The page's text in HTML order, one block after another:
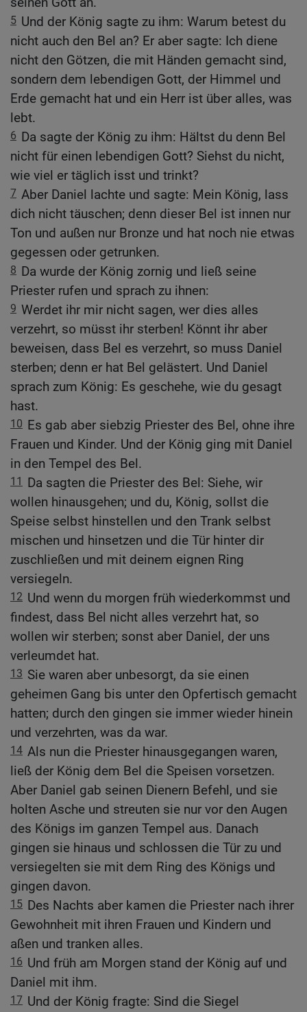
5 Und der König sagte zu ihm: Warum betest du
nicht auch den Bel an? Er aber sagte: Ich diene
nicht den Götzen, die mit Händen gemacht sind,
sondern dem lebendigen Gott, der Himmel und
Erde gemacht hat und ein Herr ist über alles, was
lebt.
6 Da sagte der König zu ihm: Hältst du denn Bel
nicht für einen lebendigen Gott? Siehst du nicht,
wie viel er täglich isst und trinkt?
7 Aber Daniel lachte und sagte: Mein König, lass
dich nicht täuschen; denn dieser Bel ist innen nur
Ton und außen nur Bronze und hat noch nie etwas
gegessen oder getrunken.
8 Da wurde der König zornig und ließ seine
Priester rufen und sprach zu ihnen:
9 Werdet ihr mir nicht sagen, wer dies alles
verzehrt, so müsst ihr sterben! Könnt ihr aber
beweisen, dass Bel es verzehrt, so muss Daniel
sterben; denn er hat Bel gelästert. Und Daniel
sprach zum König: Es geschehe, wie du gesagt
hast.
10 Es gab aber siebzig Priester des Bel, ohne ihre
Frauen und Kinder. Und der König ging mit Daniel
in den Tempel des Bel.
11
Da sagten die Priester des Bel: Siehe, wir
wollen hinausgehen; und du, König, sollst die
Speise selbst hinstellen und den Trank selbst
mischen und hinsetzen und die Tür hinter dir
zuschließen und mit deinem eignen Ring
versiegeln.
12 Und wenn du morgen früh wiederkommst und
findest, dass Bel nicht alles verzehrt hat, so
wollen wir sterben; sonst aber Daniel, der uns
verleumdet hat.
13 Sie waren aber unbesorgt, da sie einen
geheimen Gang bis unter den Opfertisch gemacht
hatten; durch den gingen sie immer wieder hinein
und verzehrten, was da war.
14 Als nun die Priester hinausgegangen waren,
ließ der König dem Bel die Speisen vorsetzen.
Aber Daniel gab seinen Dienern Befehl, und sie
holten Asche und streuten sie nur vor den Augen
des Königs im ganzen Tempel aus. Danach
gingen sie hinaus und schlossen die Tür zu und
versiegelten sie mit dem Ring des Königs und
gingen davon.
15 Des Nachts aber kamen die Priester nach ihrer
Gewohnheit mit ihren Frauen und Kindern und
aßen und tranken alles.
16 Und früh am Morgen stand der König auf und
Daniel mit ihm.
17 Und der König fragte: Sind die Siegel